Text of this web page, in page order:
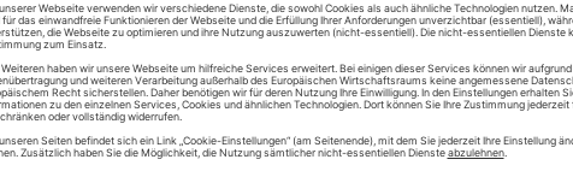
Alle RSS-Feeds zu Nager: Tierbedarf rund um
Nagetiere
Tiervermittlung.de - Nagetiere suchen ein Zuhause!
https://www.tiervermittlung.de